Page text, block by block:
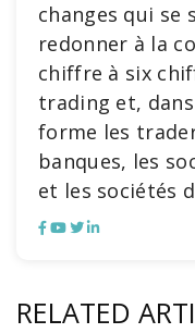
changes qui se
redonner à la
chiffre à six
trading et,
forme les
banques, les
et les sociétés
RELATED